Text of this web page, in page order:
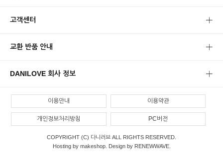
고객센터
교환 반품 안내
DANILOVE 회사 정보
이용안내 이용약관
개인정보처리방침 PC버전
COPYRIGHT (C) 다니러브 ALL RIGHTS RESERVED.
Hosting by makeshop. Design by RENEWWAVE.